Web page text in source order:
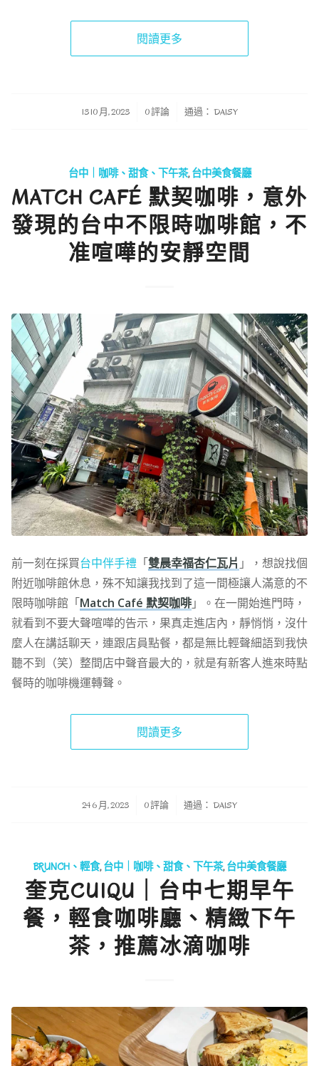
閱讀更多
13 10 月, 2023
/ 0 評論 通過： DAISY
台中｜咖啡、甜食、下午茶,台中美食餐廳
MATCH CAFÉ 默契咖啡，意外
發現的台中不限時咖啡館，不
准喧嘩的安靜空間
前一刻在採買台中伴手禮「雙晨幸福杏仁瓦片 」，想說找個
附近咖啡館休息，殊不知讓我找到了這一間極讓人滿意的不
限時咖啡館「Match Café 默契咖啡」。在一開始進門時，
就看到不要大聲喧嘩的告示，果真走進店內，靜悄悄，沒什
麼人在講話聊天，連跟店員點餐，都是無比輕聲細語到我快
聽不到（笑）整間店中聲音最大的，就是有新客人進來時點
餐時的咖啡機運轉聲。
閱讀更多
24 6 月, 2023
/ 0 評論 通過： DAISY
BRUNCH、輕食,台中｜咖啡、甜食、下午茶,台中美食餐廳
奎克CUIQU｜台中七期早午
餐，輕食咖啡廳、精緻下午
茶，推薦冰滴咖啡